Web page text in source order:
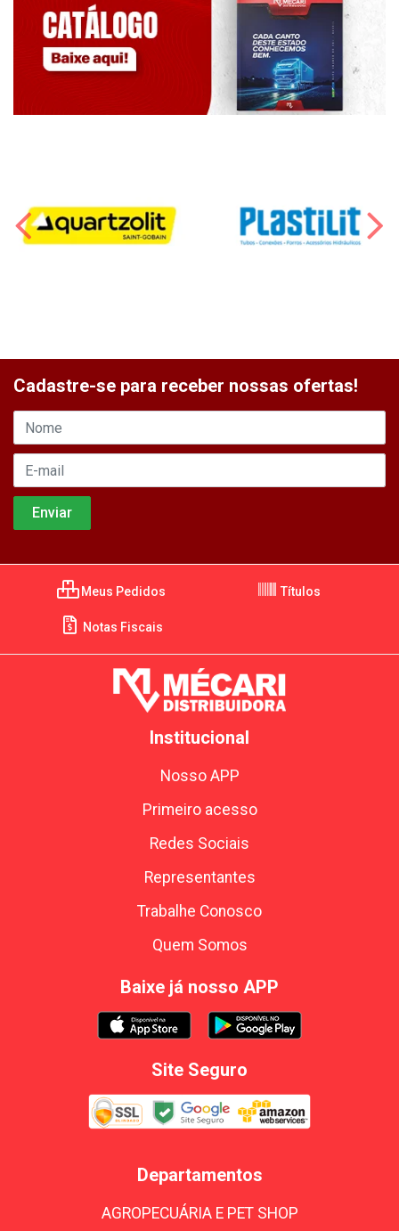
Cadastre-se para receber nossas ofertas!
Meus Pedidos Títulos
Notas Fiscais
Institucional
Nosso APP
Primeiro acesso
Redes Sociais
Representantes
Trabalhe Conosco
Quem Somos
Baixe já nosso APP
Site Seguro
Departamentos
AGROPECUÁRIA E PET SHOP